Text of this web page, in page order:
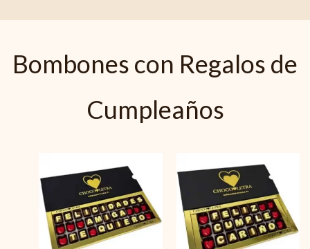
Bombones con Regalos de
Cumpleaños